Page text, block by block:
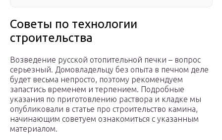
Советы по технологии
строительства
Возведение русской отопительной печки – вопрос
серьезный. Домовладельцу без опыта в печном деле
будет весьма непросто, поэтому рекомендуем
запастись временем и терпением. Подробные
указания по приготовлению раствора и кладке мы
опубликовали в статье про строительство камина,
начинающим советуем ознакомиться с указанным
материалом.